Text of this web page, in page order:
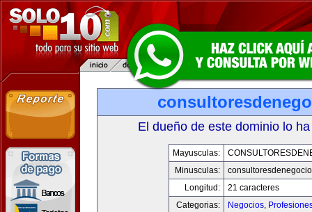
El dueño de este dominio lo
Mayusculas:
Minusculas:
Longitud:
21 caracteres
Categorias:
Negocios,